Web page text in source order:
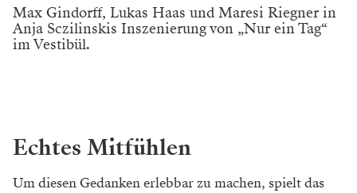
Max Gindorff, Lukas Haas und Maresi Riegner in
Anja Sczilinskis Inszenierung von „Nur ein Tag“
im Vestibül.
Echtes Mitfühlen
Um diesen Gedanken erlebbar zu machen, spielt das